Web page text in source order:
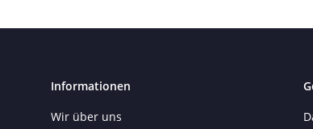
Informationen
Wir über uns